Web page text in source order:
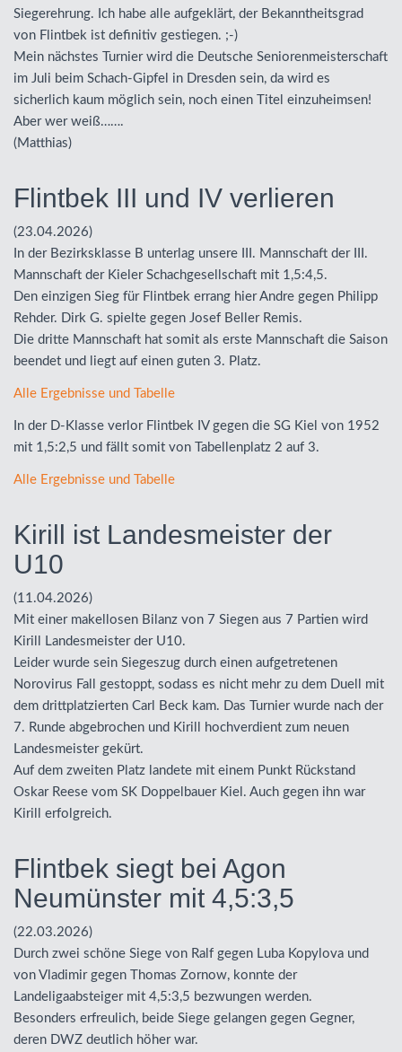
Siegerehrung. Ich habe alle aufgeklärt, der Bekanntheitsgrad
von Flintbek ist definitiv gestiegen. ;-)
Mein nächstes Turnier wird die Deutsche Seniorenmeisterschaft
im Juli beim Schach-Gipfel in Dresden sein, da wird es
sicherlich kaum möglich sein, noch einen Titel einzuheimsen!
Aber wer weiß…….
(Matthias)
Flintbek III und IV verlieren
(23.04.2026)
In der Bezirksklasse B unterlag unsere
. Mannschaft der
.
Mannschaft der Kieler Schachgesellschaft mit 1,5:4,5.
Den einzigen Sieg für Flintbek errang hier Andre gegen Philipp
Rehder. Dirk G. spielte gegen Josef Beller Remis.
Die dritte Mannschaft hat somit als erste Mannschaft die Saison
beendet und liegt auf einen guten 3. Platz.
Alle Ergebnisse und Tabelle
In der D-Klasse verlor Flintbek IV gegen die SG Kiel von 1952
mit 1,5:2,5 und fällt somit von Tabellenplatz 2 auf 3.
Alle Ergebnisse und Tabelle
Kirill ist Landesmeister der
U10
(11.04.2026)
Mit einer makellosen Bilanz von 7 Siegen aus 7 Partien wird
Kirill Landesmeister der U10.
Leider wurde sein Siegeszug durch einen aufgetretenen
Norovirus Fall gestoppt, sodass es nicht mehr zu dem Duell mit
dem drittplatzierten Carl Beck kam. Das Turnier wurde nach der
7. Runde abgebrochen und Kirill hochverdient zum neuen
Landesmeister gekürt.
Auf dem zweiten Platz landete mit einem Punkt Rückstand
Oskar Reese vom SK Doppelbauer Kiel. Auch gegen ihn war
Kirill erfolgreich.
Flintbek siegt bei Agon
Neumünster mit 4,5:3,5
(22.03.2026)
Durch zwei schöne Siege von Ralf gegen Luba Kopylova und
von Vladimir gegen Thomas Zornow, konnte der
Landeligaabsteiger mit 4,5:3,5 bezwungen werden.
Besonders erfreulich, beide Siege gelangen gegen Gegner,
deren DWZ deutlich höher war.